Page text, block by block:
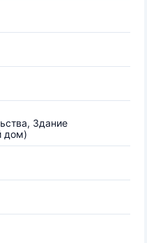
Здание
дом)